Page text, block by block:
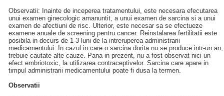
Observatii: Inainte de inceperea tratamentului, este necesara efecutarea
unui examen ginecologic amanuntit, a unui examen de sarcina si a unui
examen de afectiuni de risc. Ulterior, este necesar sa se efectueze
examene anuale de screening pentru cancer. Reinstalarea fertilitatii este
posibila in decurs de 1-3 luni de la intreruperea administrarii
medicamentului. In cazul in care o sarcina dorita nu se produce intr-un an,
trebuie cautate alte cauze. Pana in prezent, nu a fost observat nici un
efect embriotoxic, la utilizarea contraceptivelor. Sarcina care apare in
timpul administrarii medicamentului poate fi dusa la termen.
Observatii